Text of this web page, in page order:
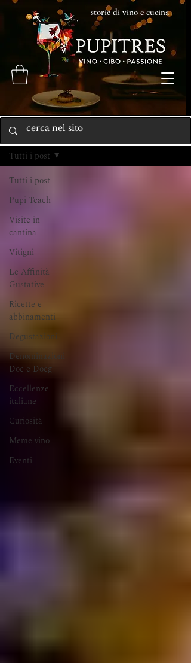
storie di vino e cucina
Home
Tutti i post
Pupi Teach
Visite in
cantina
Vitigni
Le Affinità
Gustative
Ricette e
abbinamenti
Degustazioni
Denominazioni
Doc e Docg
Eccellenze
italiane
Curiosità
Meme vino
Eventi
Tutti i post